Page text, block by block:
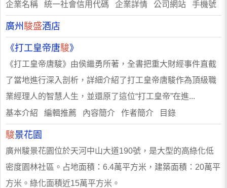
企業名稱 統一社會信用代碼 企業詳情 公司網站 手機號
廣州 駿盛酒店
《打工皇帝唐駿》
《打工皇帝唐駿》由侯繼勇所著，全書把重大財經事件直截
了當地進行深入剖析，詳細介紹了打工皇帝唐駿作為頂級職
業經理人的智慧人生，並還原了這位“打工皇帝”在進...
基本介紹 編輯推薦 內容簡介 作者簡介 目錄
駿景花園
廣州駿景花園位於天河中山大道190號，是大型的高綠化低
密度園林社區。占地面積：6.4萬平方米，建築面積：20萬平
方米。綠化面積近15萬平方米。